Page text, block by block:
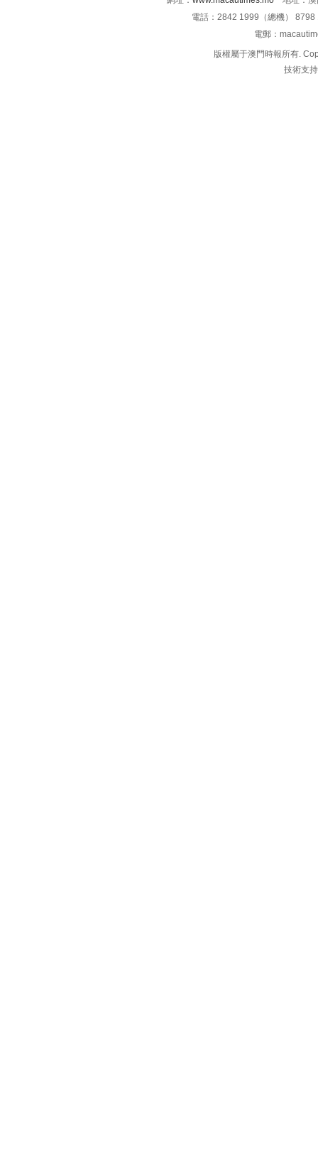
電話：2842 1999（總機）
電郵：
版權屬于澳門時報所有.
技術支